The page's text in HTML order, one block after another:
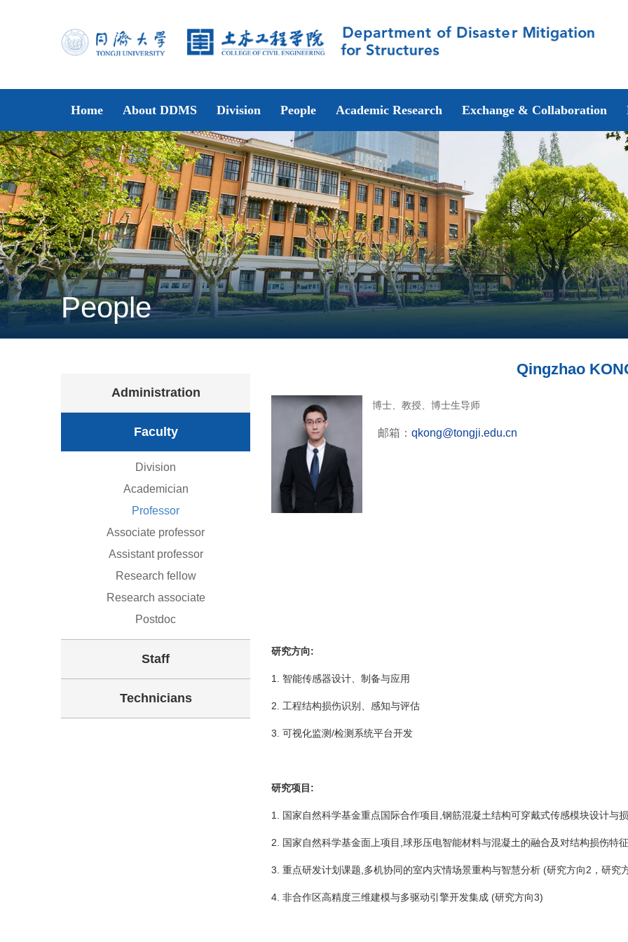
Home About DDMS Division People Academic Research Exchange & Collaboration
People
Administration
Faculty
Division
Academician
Professor
Associate professor
Assistant professor
Research fellow
Research associate
Postdoc
Staff
Technicians
Qingzhao
博士、教授、博士生导师
邮箱： qkong@tongji.edu.cn
研究方向:
1. 智能传感器设计、制备与应用
2. 工程结构损伤识别、感知与评估
3. 可视化监测/检测系统平台开发
研究项目:
1. 国家自然科学基金重点国际合作项目,钢筋混凝土结构可穿戴式传感模块设计与
2. 国家自然科学基金面上项目,球形压电智能材料与混凝土的融合及对结构损伤特
3. 重点研发计划课题,多机协同的室内灾情场景重构与智慧分析 (研究方向2，研究
4. 非合作区高精度三维建模与多驱动引擎开发集成 (研究方向3)